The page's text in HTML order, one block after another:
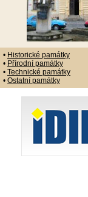
• Historické památky
• Přírodní památky
• Technické památky
• Ostatní památky